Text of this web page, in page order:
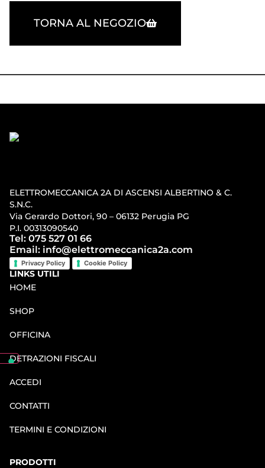
TORNA AL NEGOZIO
ELETTROMECCANICA 2A DI ASCENSI ALBERTINO & C.
S.N.C.
Via Gerardo Dottori, 90 – 06132 Perugia PG
P.I. 00313090540
Tel: 075 527 01 66
Email: info@elettromeccanica2a.com
Privacy Policy Cookie Policy
LINKS UTILI
HOME
SHOP
OFFICINA
DETRAZIONI FISCALI
ACCEDI
CONTATTI
TERMINI E CONDIZIONI
PRODOTTI